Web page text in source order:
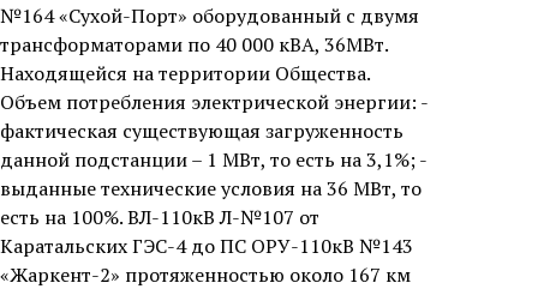
№164 «Сухой-Порт» оборудованный с двумя
трансформаторами по 40 000 кВА, 36МВт.
Находящейся на территории Общества.
Объем потребления электрической энергии: -
фактическая существующая загруженность
данной подстанции – 1 МВт, то есть на 3,1%; -
выданные технические условия на 36 МВт, то
есть на 100%. ВЛ-110кВ Л-№107 от
Каратальских ГЭС-4 до ПС ОРУ-110кВ №143
«Жаркент-2» протяженностью около 167 км